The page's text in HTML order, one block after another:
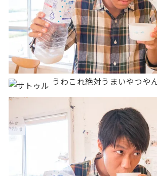
うわこれ絶対うまいやつや